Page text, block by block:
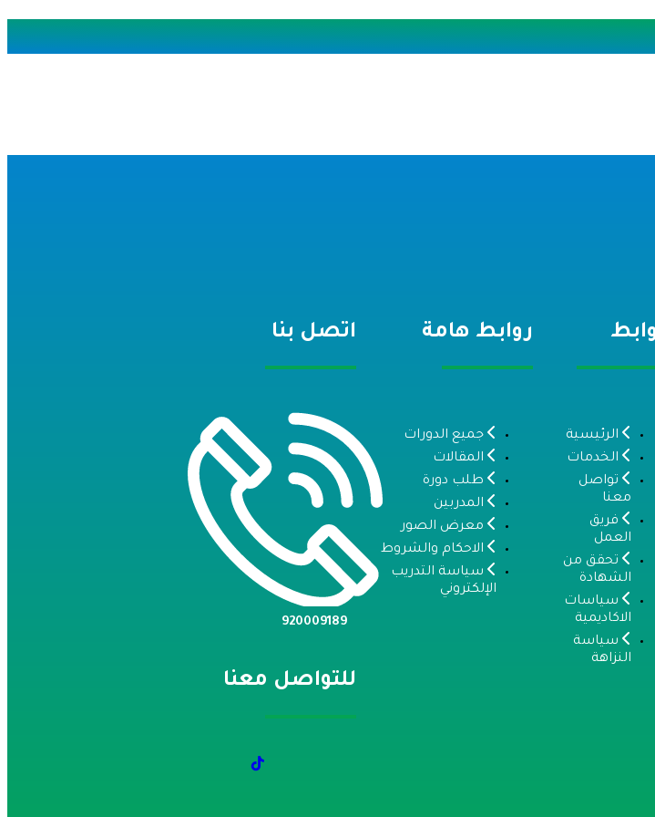
الرئيسية
الخدمات
تواصل
معنا
فريق
العمل
تحقق من
الشهادة
سياسات
الاكاديمية
سياسة
النزاهة
روابط هامة
جميع الدورات
المقالات
طلب دورة
المدربين
معرض الصور
الاحكام والشروط
سياسة التدريب
الإلكتروني
اتصل بنا
920009189
للتواصل معنا